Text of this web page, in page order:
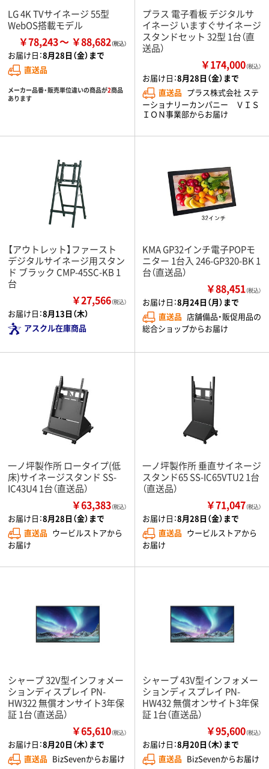
LG 4K TVサイネージ 55型
WebOS搭載モデル
￥78,243 ￥88,682
お届け日：8月28日（金）まで
直送品
メーカー品番・販売単位違いの商品が2商品
あります
プラス 電子看板 デジタルサ
イネージ いますぐサイネージ
スタンドセット 32型 1台（直
送品）
￥174,000（税込）
お届け日：8月28日（金）まで
直送品 プラス株式会社 ステ
ーショナリーカンパニー ＶＩＳ
ＩＯＮ事業部からお届け
【アウトレット】ファースト
デジタルサイネージ用スタン
ド ブラック CMP-45SC-KB 1
台
￥27,566（税込）
お届け日：8月13日（木）
アスクル在庫商品
KMA GP32インチ電子POPモ
ニター 1台入 246-GP320-BK 1
台（直送品）
￥88,451（税込）
お届け日：8月24日（月）まで
直送品 店舗備品・販促用品の
総合ショップからお届け
一ノ坪製作所 ロータイプ(低
床)サイネージスタンド SS-
IC43U4 1台（直送品）
￥63,383（税込）
お届け日：8月28日（金）まで
直送品 ウービルストアから
お届け
一ノ坪製作所 垂直サイネージ
スタンド65 SS-IC65VTU2 1台
（直送品）
￥71,047（税込）
お届け日：8月28日（金）まで
直送品 ウービルストアから
お届け
シャープ 32V型インフォメー
ションディスプレイ PN-
HW322 無償オンサイト3年保
証 1台（直送品）
￥65,610（税込）
お届け日：8月20日（木）まで
直送品 BizSevenからお届け
シャープ 43V型インフォメー
ションディスプレイ PN-
HW432 無償オンサイト3年保
証 1台（直送品）
￥95,600（税込）
お届け日：8月20日（木）まで
直送品 BizSevenからお届け